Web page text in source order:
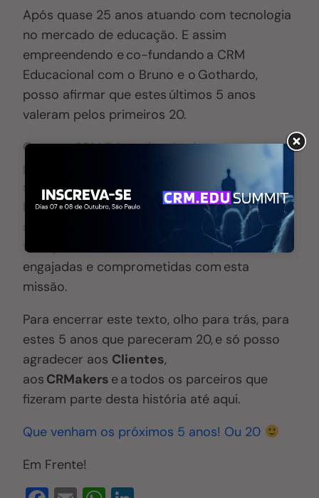
Após quase 25 anos atuando com tecnologia
no mercado de educação. E assim
empreendendo e co-fundando a CRM
Educacional com o Bruno e o Gothardo,
posso afirmar que estes últimos 5 anos
valeram pelos primeiros 20.
Como a CRM Educacional existe
para “Diminuir a distância entre as pessoas e
sua evolução, por meio da educação”.
É fundamental então lembrar que nada disso
seria possível se não tivéssemos em nosso
time pessoas tão diversas, competentes,
engajadas e comprometidas com esta
missão.
Para encerrar este texto, olho para trás, para
estes 5 anos que pareceram 20, e só posso
agradecer aos Clientes,
aos CRMakers e a todos os parceiros que
fizeram parte desta história até aqui.
Que venham os próximos 5 anos! Ou 20
Em Frente!